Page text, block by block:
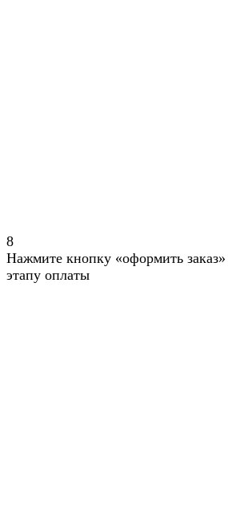
8
Нажмите кнопку «оформить заказ»
этапу оплаты